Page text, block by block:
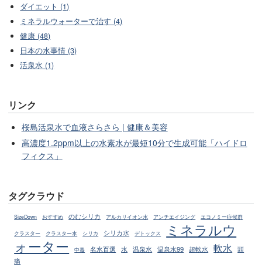
ダイエット (1)
ミネラルウォーターで治す (4)
健康 (48)
日本の水事情 (3)
活泉水 (1)
リンク
桜島活泉水で血液さらさら | 健康＆美容
高濃度1.2ppm以上の水素水が最短10分で生成可能「ハイドロ
フィクス」
タグクラウド
SizeDown おすすめ のむシリカ アルカリイオン水 アンチエイジング エコノミー症候群
クラスター クラスター水 シリカ シリカ水 デトックス
ミネラルウ
ォーター
中毒 名水百選 水 温泉水 温泉水99 超軟水 軟水
頭
痛